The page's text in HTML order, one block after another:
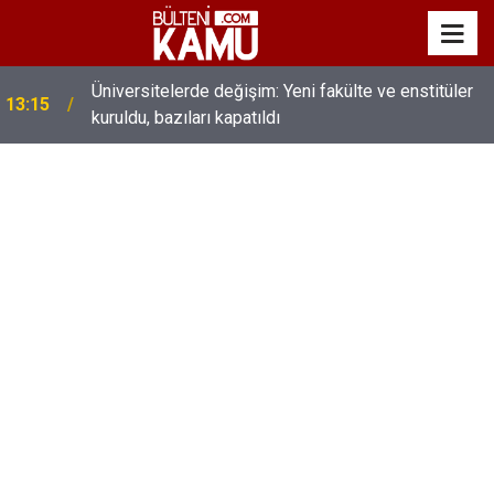
13:00
MEB’de üst düzey değişim: Genel müdürler değişti,
yeni isimler atandı